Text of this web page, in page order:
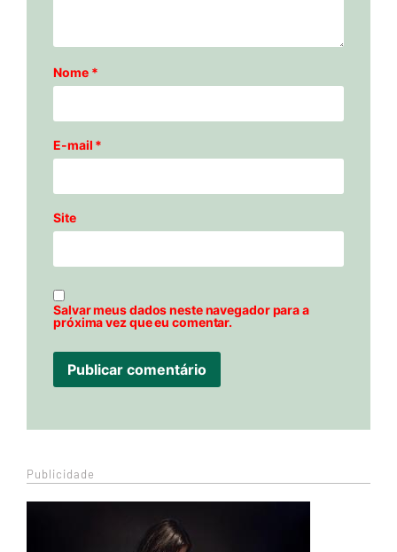
Nome *
E-mail *
Site
Salvar meus dados neste navegador para a
próxima vez que eu comentar.
Publicidade